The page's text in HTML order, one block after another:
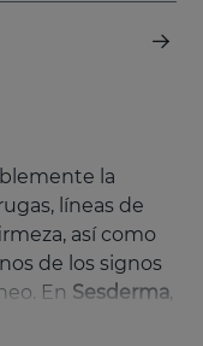
la
líneas de
así como
de los signos
En Sesderma,
y preservar